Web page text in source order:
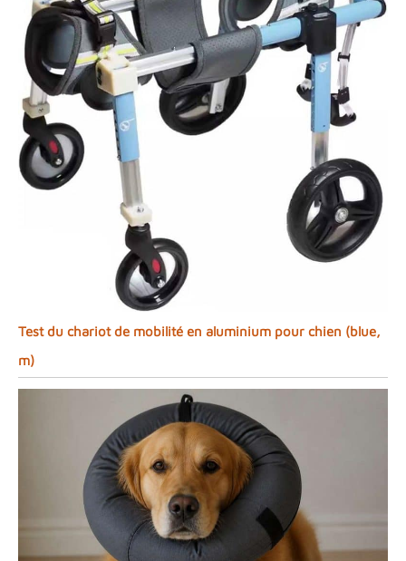
Test du chariot de mobilité en aluminium pour chien (blue,
m)